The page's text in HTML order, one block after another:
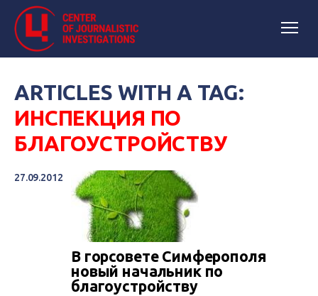
ARTICLES WITH A TAG:
ИНСПЕКЦИЯ ПО
БЛАГОУСТРОЙСТВУ
27.09.2012
В горсовете Симферополя
новый начальник по
благоустройству